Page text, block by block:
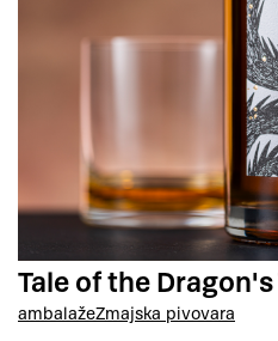
Tale of the Dragon's
ambalažeZmajska pivovara